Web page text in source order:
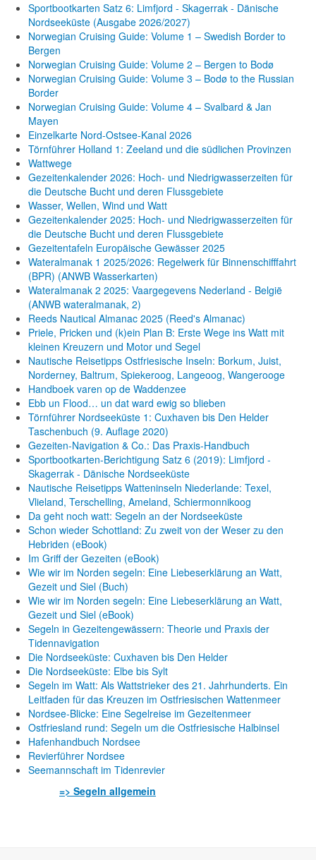
Sportbootkarten Satz 6: Limfjord - Skagerrak - Dänische
Nordseeküste (Ausgabe 2026/2027)
Norwegian Cruising Guide: Volume 1 – Swedish Border to
Bergen
Norwegian Cruising Guide: Volume 2 – Bergen to Bodø
Norwegian Cruising Guide: Volume 3 – Bodø to the Russian
Border
Norwegian Cruising Guide: Volume 4 – Svalbard & Jan
Mayen
Einzelkarte Nord-Ostsee-Kanal 2026
Törnführer Holland 1: Zeeland und die südlichen Provinzen
Wattwege
Gezeitenkalender 2026: Hoch- und Niedrigwasserzeiten für
die Deutsche Bucht und deren Flussgebiete
Wasser, Wellen, Wind und Watt
Gezeitenkalender 2025: Hoch- und Niedrigwasserzeiten für
die Deutsche Bucht und deren Flussgebiete
Gezeitentafeln Europäische Gewässer 2025
Wateralmanak 1 2025/2026: Regelwerk für Binnenschifffahrt
(BPR) (ANWB Wasserkarten)
Wateralmanak 2 2025: Vaargegevens Nederland - België
(ANWB wateralmanak, 2)
Reeds Nautical Almanac 2025 (Reed's Almanac)
Priele, Pricken und (k)ein Plan B: Erste Wege ins Watt mit
kleinen Kreuzern und Motor und Segel
Nautische Reisetipps Ostfriesische Inseln: Borkum, Juist,
Norderney, Baltrum, Spiekeroog, Langeoog, Wangerooge
Handboek varen op de Waddenzee
Ebb un Flood… un dat ward ewig so blieben
Törnführer Nordseeküste 1: Cuxhaven bis Den Helder
Taschenbuch (9. Auflage 2020)
Gezeiten-Navigation & Co.: Das Praxis-Handbuch
Sportbootkarten-Berichtigung Satz 6 (2019): Limfjord -
Skagerrak - Dänische Nordseeküste
Nautische Reisetipps Watteninseln Niederlande: Texel,
Vlieland, Terschelling, Ameland, Schiermonnikoog
Da geht noch watt: Segeln an der Nordseeküste
Schon wieder Schottland: Zu zweit von der Weser zu den
Hebriden (eBook)
Im Griff der Gezeiten (eBook)
Wie wir im Norden segeln: Eine Liebeserklärung an Watt,
Gezeit und Siel (Buch)
Wie wir im Norden segeln: Eine Liebeserklärung an Watt,
Gezeit und Siel (eBook)
Segeln in Gezeitengewässern: Theorie und Praxis der
Tidennavigation
Die Nordseeküste: Cuxhaven bis Den Helder
Die Nordseeküste: Elbe bis Sylt
Segeln im Watt: Als Wattstrieker des 21. Jahrhunderts. Ein
Leitfaden für das Kreuzen im Ostfriesischen Wattenmeer
Nordsee-Blicke: Eine Segelreise im Gezeitenmeer
Ostfriesland rund: Segeln um die Ostfriesische Halbinsel
Hafenhandbuch Nordsee
Revierführer Nordsee
Seemannschaft im Tidenrevier
=> Segeln allgemein